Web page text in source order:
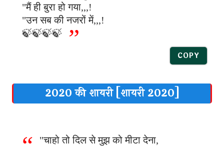
"मैं ही बुरा हो गया,,,!
"उन सब की नजरों में,,,!
🍃🍃🍃🍃
COPY
2020 की शायरी [शायरी 2020]
"चाहो तो दिल से मुझ को मीटा देना,